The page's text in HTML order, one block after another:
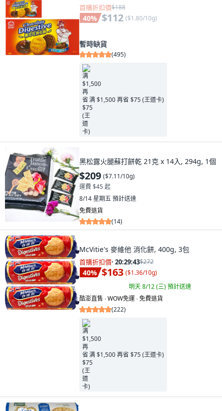
首購折扣價$188
40% $112 ($1.80/10g)
暫時缺貨
(495)
满 $1,500 再省 $75 (王道卡)
黑松露火腿蘇打餅乾 21克 x 14入, 294g, 1個
$209 ($7.11/10g)
運費 $45 起
8/14 星期五預計送達
免費退貨
(14)
McVitie's 麥維他 消化餅, 400g, 3包
首購折扣價· 20:29:41$272
40% $163 ($1.36/10g)
明天 8/12 (三)預計送達
酷澎直售 ∙ WOW免運 ∙ 免費退貨
(222)
满 $1,500 再省 $75 (王道卡)